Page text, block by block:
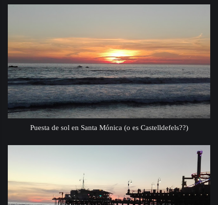
Puesta de sol en Santa Mónica (o es Castelldefels??)